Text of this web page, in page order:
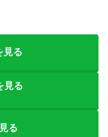
見る
見る
る